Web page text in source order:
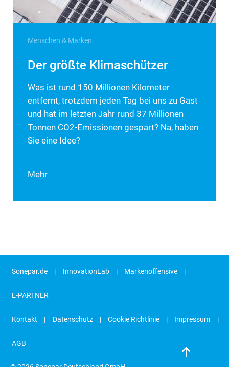
Menschen & Marken
Der größte Klimaschützer
Was ist rund 150 Millionen Kilometer
entfernt, trotzdem jeden Tag bei uns zu Gast
und hat im letzten Jahr rund 37 Millionen
Tonnen CO2-Emissionen gespart? Na, haben
Sie eine Idee?
Mehr
Kontakt Datenschutz Cookie Richtlinie Impressum
AGB
Sonepar.de InnovationLab Markenoffensive
E-PARTNER